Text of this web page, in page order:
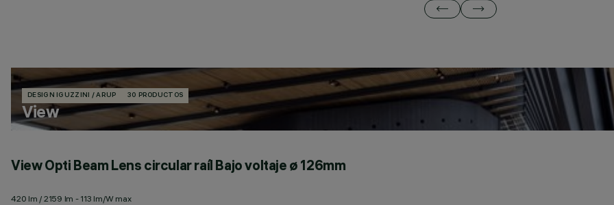
DESIGN IGUZZINI / ARUP 30 PRODUCTOS
View
View Opti Beam Lens circular raíl Bajo voltaje ø 126mm
420 lm / 2159 lm - 113 lm/W max